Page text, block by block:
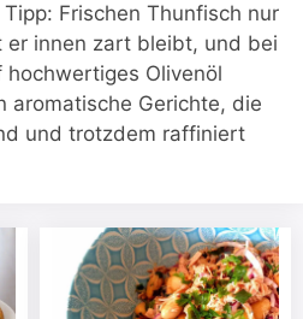
Frischen Thunfisch nur
er innen zart bleibt, und bei
Olivenöl
aromatische Gerichte, die
und trotzdem raffiniert